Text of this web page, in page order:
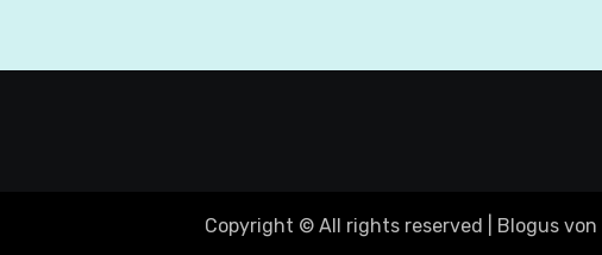
Copyright © All rights reserved Blogusvon